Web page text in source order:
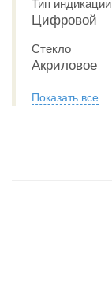
Тип индикации
Цифровой
Стекло
Акриловое
Показать все